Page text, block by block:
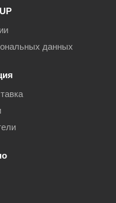
данных